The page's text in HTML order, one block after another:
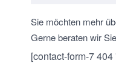
Sie möchten mehr
Gerne beraten wir
[contact-form-7